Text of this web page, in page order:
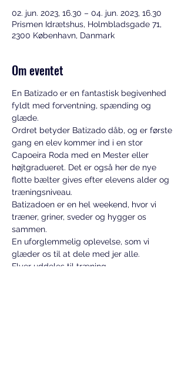
02. jun. 2023, 16.30 – 04. jun. 2023, 16.30
Prismen Idrætshus, Holmbladsgade 71,
2300 København, Danmark
Om eventet
En Batizado er en fantastisk begivenhed
fyldt med forventning, spænding og
glæde.
Ordret betyder Batizado dåb, og er første
gang en elev kommer ind i en stor
Capoeira Roda med en Mester eller
højtgradueret. Det er også her de nye
flotte bælter gives efter elevens alder og
træningsniveau.
Batizadoen er en hel weekend, hvor vi
træner, griner, sveder og hygger os
sammen.
En uforglemmelig oplevelse, som vi
glæder os til at dele med jer alle.
Flyer uddeles til træning.